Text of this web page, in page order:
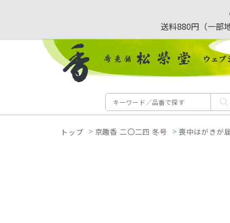
送料880円（一部
> 京趣香 二〇二四 冬号 > 喪中はがきが